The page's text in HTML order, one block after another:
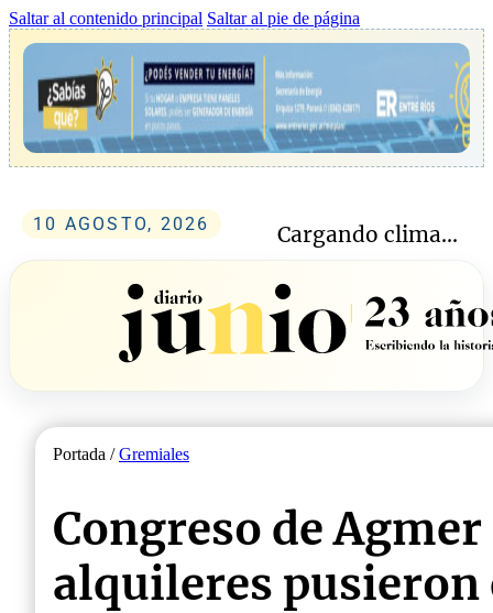
Saltar al contenido principal Saltar al pie de página
10 AGOSTO, 2026 Cargando clima...
Portada /Gremiales
Congreso de
alquileres pusieron